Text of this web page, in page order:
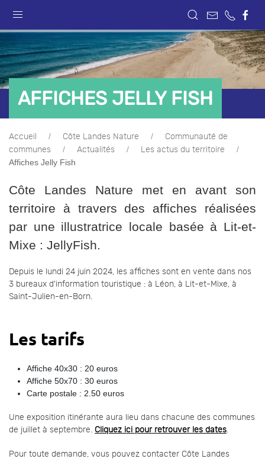
AFFICHES JELLY FISH
Accueil Côte Landes Nature
Communauté de
communes
Actualités Les actus du territoire
Affiches Jelly Fish
Côte Landes Nature met en avant son
territoire à travers des affiches réalisées
par une illustratrice locale basée à Lit-et-
Mixe : JellyFish.
Depuis le lundi 24 juin 2024, les affiches sont en vente dans nos
3 bureaux d'information touristique : à Léon, à Lit-et-Mixe, à
Saint-Julien-en-Born.
Les tarifs
Affiche 40x30 : 20 euros
Affiche 50x70 : 30 euros
Carte postale : 2.50 euros
Une exposition itinérante aura lieu dans chacune des communes
de juillet à septembre. Cliquez ici pour retrouver les dates.
Pour toute demande, vous pouvez contacter Côte Landes